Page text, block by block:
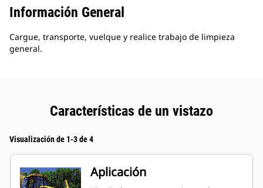
Información General
Cargue, transporte, vuelque y realice trabajo de limpieza
general.
Características de un vistazo
Visualización de 1-3 de 4
Aplicación